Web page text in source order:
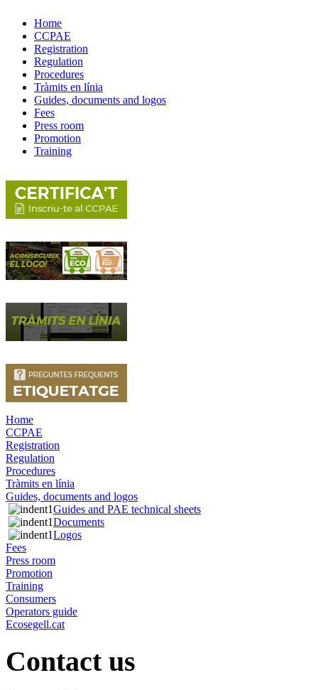
Home
CCPAE
Registration
Regulation
Procedures
Tràmits en línia
Guides, documents and logos
Fees
Press room
Promotion
Training
Home
CCPAE
Registration
Regulation
Procedures
Tràmits en línia
Guides, documents and logos
Guides and PAE technical sheets
Documents
Logos
Fees
Press room
Promotion
Training
Consumers
Operators guide
Ecosegell.cat
Contact us